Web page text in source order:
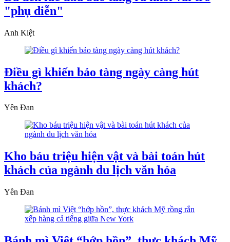
"phụ diễn"
Anh Kiệt
Điều gì khiến bảo tàng ngày càng hút
khách?
Yên Đan
Kho báu triệu hiện vật và bài toán hút
khách của ngành du lịch văn hóa
Yên Đan